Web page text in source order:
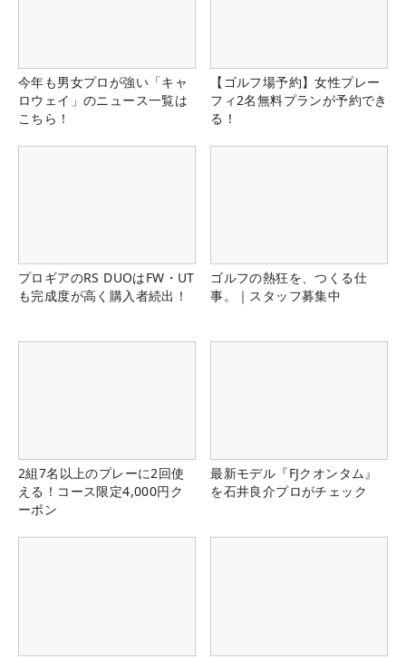
今年も男女プロが強い「キャ
ロウェイ」のニュース一覧は
こちら！
【ゴルフ場予約】女性プレー
フィ2名無料プランが予約でき
る！
プロギアのRS DUOはFW・UT
も完成度が高く購入者続出！
ゴルフの熱狂を、つくる仕
事。｜スタッフ募集中
2組7名以上のプレーに2回使
える！コース限定4,000円ク
ーポン
最新モデル『FJクオンタム』
を石井良介プロがチェック